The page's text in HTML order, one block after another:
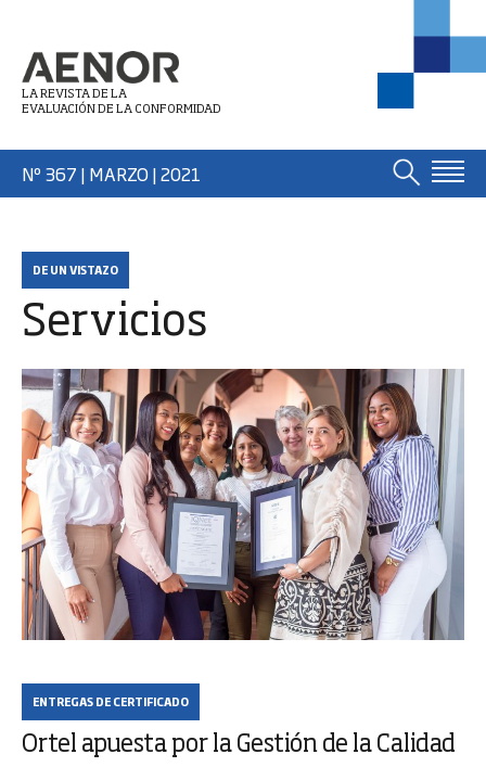
LA REVISTA DE LA
EVALUACIÓN DE LA CONFORMIDAD
Nº 367 | MARZO| 2021
DE UN VISTAZO
Servicios
ENTREGAS DE CERTIFICADO
Ortel apuesta por la Gestión de la Calidad